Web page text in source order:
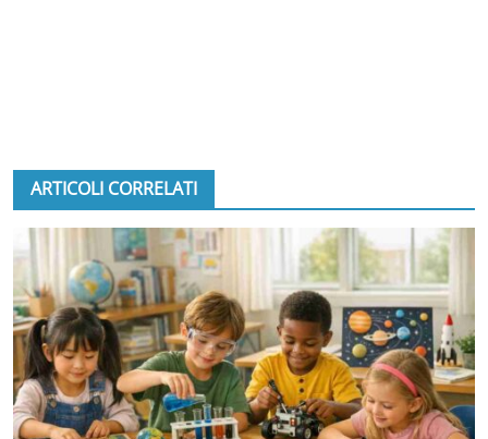
ARTICOLI CORRELATI